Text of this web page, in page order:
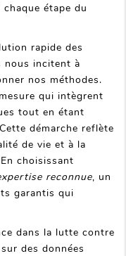
chaque étape du
rapide des
nous incitent à
nos méthodes.
qui intègrent
tout en étant
démarche reflète
de vie et à la
choisissant
reconnue, un
garantis qui
dans la lutte contre
des données